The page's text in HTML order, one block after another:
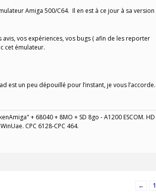
Amiga 500/C64. Il en est à ce jour à sa version
avis, vos expériences, vos bugs ( afin de les reporter
cet émulateur.
est un peu dépouillé pour l’instant, je vous l’accorde.
+ 68040 + 8MO + SD 8go - A1200 ESCOM. HD
CPC 6128-CPC 464.
← 1